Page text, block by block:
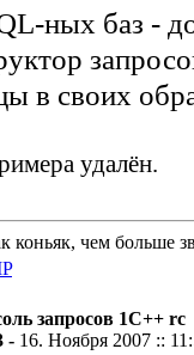
ных баз -
в своих
удалён.
коньяк, чем больше
запросов 1С++ rc
- 16. Ноября 2007 ::